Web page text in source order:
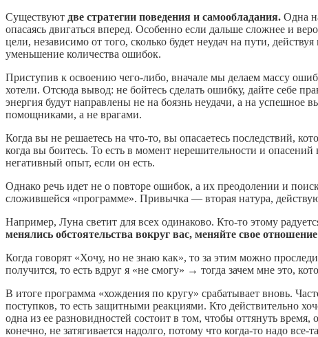
Существуют две стратегии поведения и самообладания. Одна
опасаясь двигаться вперед. Особенно если дальше сложнее и
цели, независимо от того, сколько будет неудач на пути,
уменьшение количества ошибок.
Приступив к освоению чего-либо, вначале мы делаем массу
хотели. Отсюда вывод: не бойтесь сделать ошибку, дайте себе
энергия будут направлены не на боязнь неудачи, а на
помощниками, а не врагами.
Когда вы не решаетесь на что-то, вы опасаетесь последствий,
когда вы боитесь. То есть в момент нерешительности и
негативный опыт, если он есть.
Однако речь идет не о повторе ошибок, а их преодолении и
сложившейся «программе». Привычка — вторая натура,
Например, Луна светит для всех одинаково. Кто-то этому
менялись обстоятельства вокруг вас, меняйте свое
Когда говорят «Хочу, но не знаю как», то за этим можно
получится, то есть вдруг я «не смогу» → тогда зачем мне это,
В итоге программа «хождения по кругу» срабатывает вновь.
поступков, то есть защитными реакциями. Кто действительно
одна из ее разновидностей состоит в том, чтобы оттянуть
конечно, не затягивается надолго, потому что когда-то надо все-